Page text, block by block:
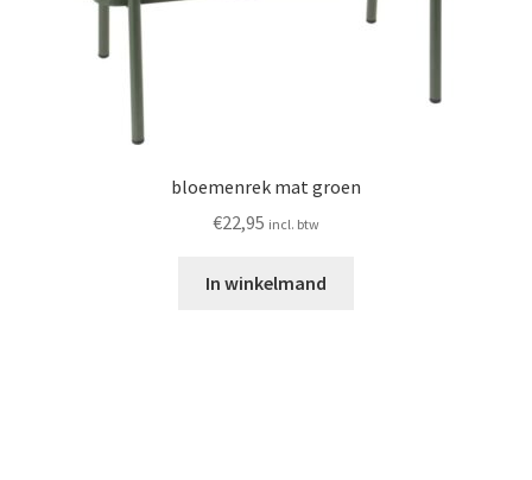
bloemenrek mat groen
€22,95 incl. btw
In winkelmand